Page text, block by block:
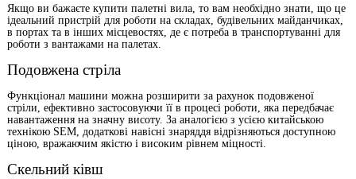
Якщо ви бажаєте купити палетні вила, то вам необхідно знати, що це
ідеальний пристрій для роботи на складах, будівельних майданчиках,
в портах та в інших місцевостях, де є потреба в транспортуванні для
роботи з вантажами на палетах.
Подовжена стріла
Функціонал машини можна розширити за рахунок подовженої
стріли, ефективно застосовуючи її в процесі роботи, яка передбачає
навантаження на значну висоту. За аналогією з усією китайською
технікою SEM, додаткові навісні знаряддя відрізняються доступною
ціною, вражаючим якістю і високим рівнем міцності.
Скельний ківш